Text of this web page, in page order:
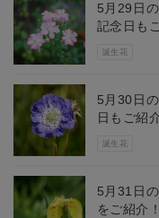
誕生花
5月29日
記念日も
誕生花
5月30日
日もご紹
5月31日
をご紹介